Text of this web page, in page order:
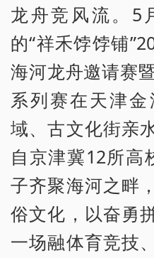
龙舟竞风流。5
的“祥禾饽饽铺
海河龙舟邀请赛
系列赛在天津
域、古文化街亲
自京津冀12所高
子齐聚海河之畔
俗文化，以奋勇
一场融体育竞技